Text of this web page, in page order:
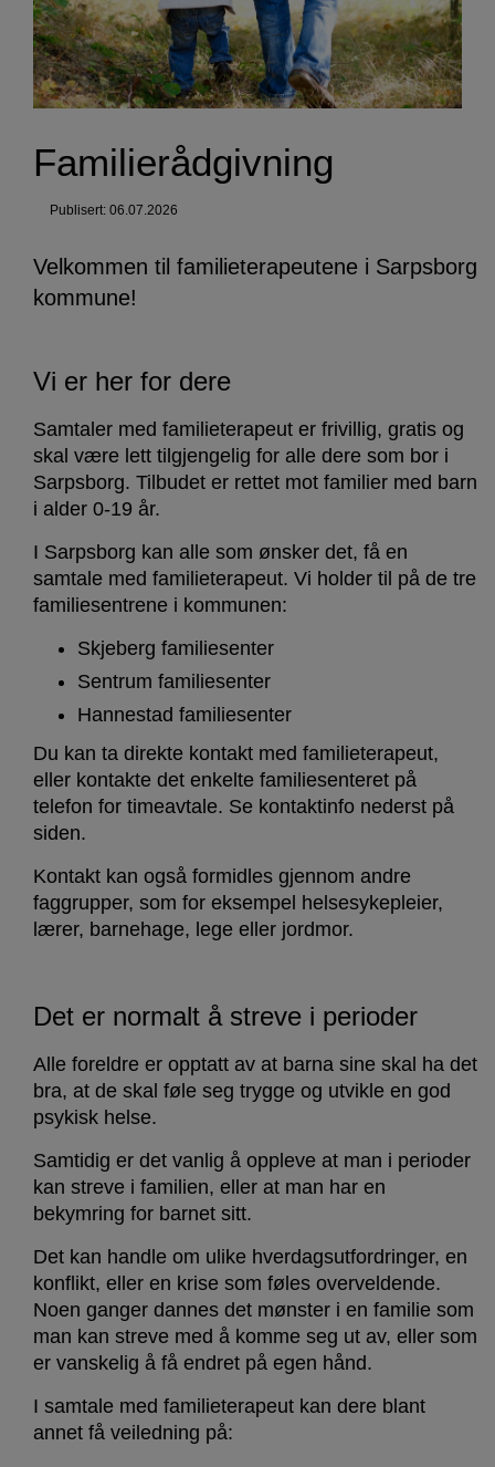
Familierådgivning
Publisert: 06.07.2026
Velkommen til familieterapeutene i Sarpsborg
kommune!
Vi er her for dere
Samtaler med familieterapeut er frivillig, gratis og
skal være lett tilgjengelig for alle dere som bor i
Sarpsborg. Tilbudet er rettet mot familier med barn
i alder 0-19 år.
I Sarpsborg kan alle som ønsker det, få en
samtale med familieterapeut. Vi holder til på de tre
familiesentrene i kommunen:
Skjeberg familiesenter
Sentrum familiesenter
Hannestad familiesenter
Du kan ta direkte kontakt med familieterapeut,
eller kontakte det enkelte familiesenteret på
telefon for timeavtale. Se kontaktinfo nederst på
siden.
Kontakt kan også formidles gjennom andre
faggrupper, som for eksempel helsesykepleier,
lærer, barnehage, lege eller jordmor.
Det er normalt å streve i perioder
Alle foreldre er opptatt av at barna sine skal ha det
bra, at de skal føle seg trygge og utvikle en god
psykisk helse.
Samtidig er det vanlig å oppleve at man i perioder
kan streve i familien, eller at man har en
bekymring for barnet sitt.
Det kan handle om ulike hverdagsutfordringer, en
konflikt, eller en krise som føles overveldende.
Noen ganger dannes det mønster i en familie som
man kan streve med å komme seg ut av, eller som
er vanskelig å få endret på egen hånd.
I samtale med familieterapeut kan dere blant
annet få veiledning på: